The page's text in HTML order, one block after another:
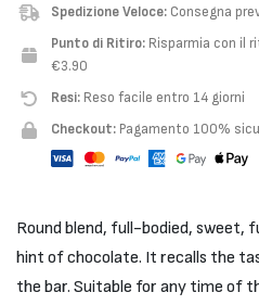
Spedizione Veloce: Consegna
Punto di Ritiro: Risparmia con il
€3.90
Resi: Reso facile entro 14 giorni
Checkout: Pagamento 100%
Round blend, full-bodied, sweet,
hint of chocolate. It recalls the
the bar. Suitable for any time of